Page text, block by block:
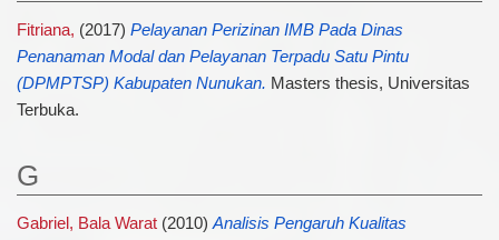
Fitriana, (2017) Pelayanan Perizinan IMB Pada Dinas
Penanaman Modal dan Pelayanan Terpadu Satu Pintu
(DPMPTSP) Kabupaten Nunukan. Masters thesis, Universitas
Terbuka.
G
Gabriel, Bala Warat(2010) Analisis Pengaruh Kualitas